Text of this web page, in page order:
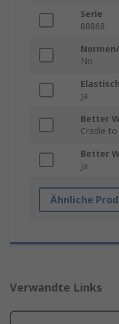
Serie
88868
No
Ja
Better
Cradle
Better
Ja
Ähnliche
Verwandte Links